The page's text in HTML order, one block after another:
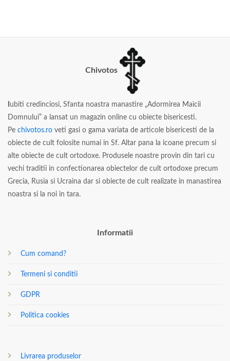
Chivotos
ubiti credinciosi, Sfanta noastra manastire „Adormirea Maicii
Domnului” a lansat un magazin online cu obiecte bisericesti.
Pe chivotos.ro veti gasi o gama variata de articole bisericesti de la
obiecte de cult folosite numai in Sf. Altar pana la icoane precum si
alte obiecte de cult ortodoxe. Produsele noastre provin din tari cu
vechi traditii in confectionarea obiectelor de cult ortodoxe precum
Grecia, Rusia si Ucraina dar si obiecte de cult realizate in manastirea
noastra si la noi in tara.
Informatii
Cum comand?
Termeni si conditii
GDPR
Politica cookies
Livrarea produselor